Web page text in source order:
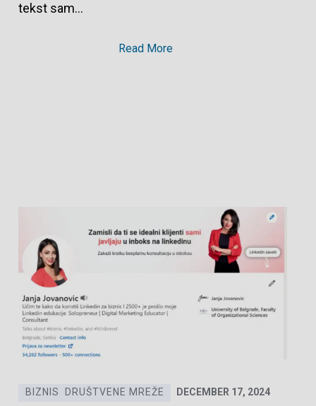
tekst sam…
Read More
BIZNIS DRUŠTVENE MREŽE DECEMBER 17, 2024